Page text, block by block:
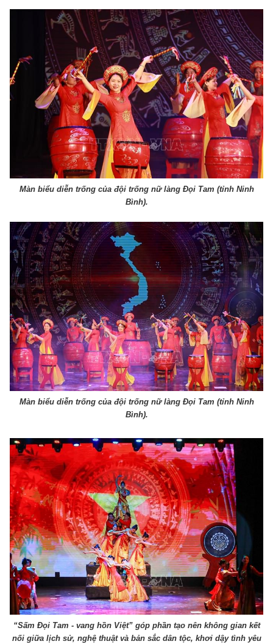
Màn biểu diễn trống của đội trống nữ làng Đọi Tam (tỉnh Ninh
Bình).
Màn biểu diễn trống của đội trống nữ làng Đọi Tam (tỉnh Ninh
Bình).
“Sấm Đọi Tam - vang hồn Việt” góp phần tạo nên không gian kết
nối giữa lịch sử, nghệ thuật và bản sắc dân tộc, khơi dậy tình yêu